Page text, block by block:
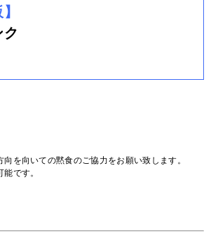
を向いての黙食のご協力をお願い致します。
です。